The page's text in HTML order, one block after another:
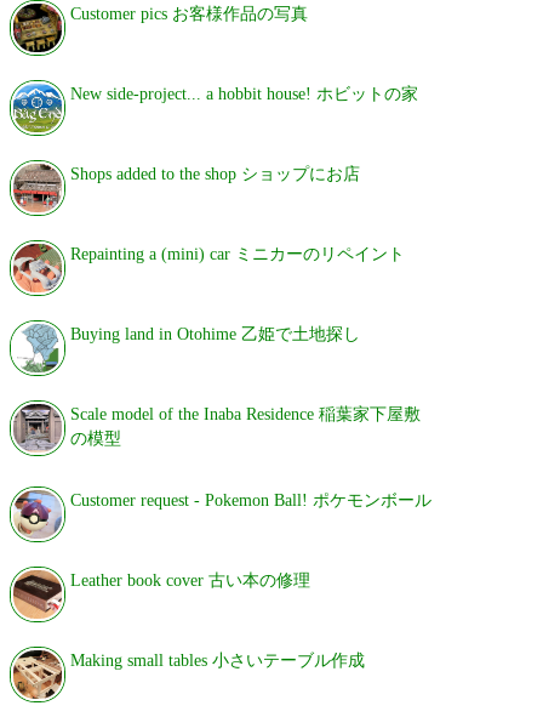
Customer pics お客様作品の写真
New side-project... a hobbit house! ホビットの家
Shops added to the shop ショップにお店
Repainting a (mini) car ミニカーのリペイント
Buying land in Otohime 乙姫で土地探し
Scale model of the Inaba Residence 稲葉家下屋敷
の模型
Customer request - Pokemon Ball! ポケモンボール
Leather book cover 古い本の修理
Making small tables 小さいテーブル作成